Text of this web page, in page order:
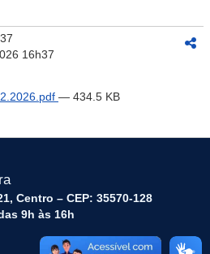
16h37
— 434.5 KB
Centro – CEP: 35570-128
9h às 16h